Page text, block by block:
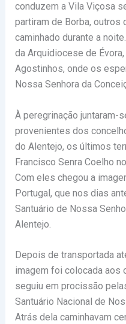
conduzem a Vila Viçosa
partiram de Borba, outros
caminhado durante a
da Arquidiocese de
Agostinhos, onde os
Nossa Senhora da
À peregrinação juntaram-
provenientes dos
do Alentejo, os últimos
Francisco Senra Coelho
Com eles chegou a
Portugal, que nos dias
Santuário de Nossa
Alentejo.
Depois de transportada
imagem foi colocada aos
seguiu em procissão
Santuário Nacional de
Atrás dela caminhavam